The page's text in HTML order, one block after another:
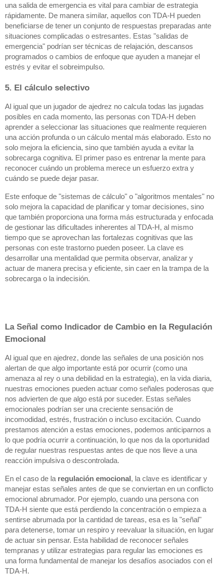
una salida de emergencia es vital para cambiar de estrategia
rápidamente. De manera similar, aquellos con TDA-H pueden
beneficiarse de tener un conjunto de respuestas preparadas ante
situaciones complicadas o estresantes. Estas "salidas de
emergencia" podrían ser técnicas de relajación, descansos
programados o cambios de enfoque que ayuden a manejar el
estrés y evitar el sobreimpulso.
5. El cálculo selectivo
Al igual que un jugador de ajedrez no calcula todas las jugadas
posibles en cada momento, las personas con TDA-H deben
aprender a seleccionar las situaciones que realmente requieren
una acción profunda o un cálculo mental más elaborado. Esto no
solo mejora la eficiencia, sino que también ayuda a evitar la
sobrecarga cognitiva. El primer paso es entrenar la mente para
reconocer cuándo un problema merece un esfuerzo extra y
cuándo se puede dejar pasar.
Este enfoque de "sistemas de cálculo" o "algoritmos mentales" no
solo mejora la capacidad de planificar y tomar decisiones, sino
que también proporciona una forma más estructurada y enfocada
de gestionar las dificultades inherentes al TDA-H, al mismo
tiempo que se aprovechan las fortalezas cognitivas que las
personas con este trastorno pueden poseer. La clave es
desarrollar una mentalidad que permita observar, analizar y
actuar de manera precisa y eficiente, sin caer en la trampa de la
sobrecarga o la indecisión.
La Señal como Indicador de Cambio en la Regulación
Emocional
Al igual que en ajedrez, donde las señales de una posición nos
alertan de que algo importante está por ocurrir (como una
amenaza al rey o una debilidad en la estrategia), en la vida diaria,
nuestras emociones pueden actuar como señales poderosas que
nos advierten de que algo está por suceder. Estas señales
emocionales podrían ser una creciente sensación de
incomodidad, estrés, frustración o incluso excitación. Cuando
prestamos atención a estas emociones, podemos anticiparnos a
lo que podría ocurrir a continuación, lo que nos da la oportunidad
de regular nuestras respuestas antes de que nos lleve a una
reacción impulsiva o descontrolada.
En el caso de la regulación emocional , la clave es identificar y
manejar estas señales antes de que se conviertan en un conflicto
emocional abrumador. Por ejemplo, cuando una persona con
TDA-H siente que está perdiendo la concentración o empieza a
sentirse abrumada por la cantidad de tareas, esa es la "señal"
para detenerse, tomar un respiro y reevaluar la situación, en lugar
de actuar sin pensar. Esta habilidad de reconocer señales
tempranas y utilizar estrategias para regular las emociones es
una forma fundamental de manejar los desafíos asociados con el
TDA-H.